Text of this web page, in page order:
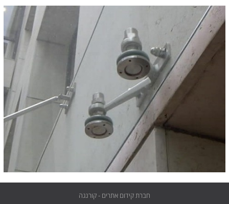
חברת קידום אתרים - קורנגה